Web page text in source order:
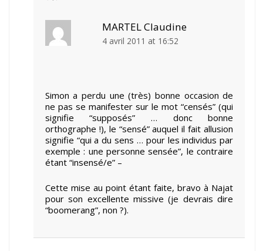
MARTEL Claudine
4 avril 2011 at 16:52
Simon a perdu une (très) bonne occasion de
ne pas se manifester sur le mot “censés” (qui
signifie “supposés” … donc bonne
orthographe !), le “sensé” auquel il fait allusion
signifie “qui a du sens … pour les individus par
exemple : une personne sensée”, le contraire
étant “insensé/e” –
Cette mise au point étant faite, bravo à Najat
pour son excellente missive (je devrais dire
“boomerang”, non ?).